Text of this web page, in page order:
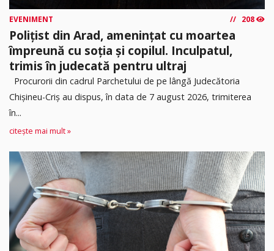
EVENIMENT 208
Polițist din Arad, amenințat cu moartea
împreună cu soția și copilul. Inculpatul,
trimis în judecată pentru ultraj
Procurorii din cadrul Parchetului de pe lângă Judecătoria
Chișineu-Criș au dispus, în data de 7 august 2026, trimiterea
în...
citește mai mult »